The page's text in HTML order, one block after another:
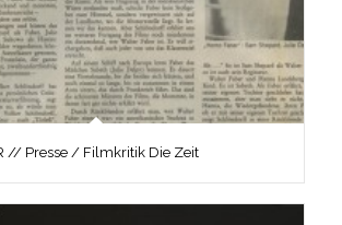
// Presse / Filmkritik Die Zeit